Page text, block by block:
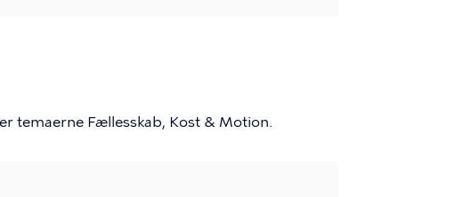
temaerne Fællesskab, Kost & Motion.